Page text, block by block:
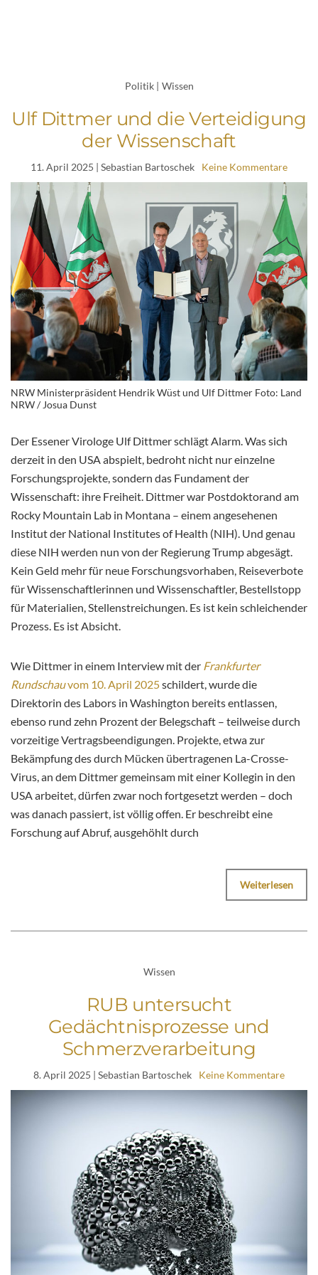
Politik | Wissen
Ulf Dittmer und die Verteidigung
der Wissenschaft
11. April 2025 | Sebastian Bartoschek Keine Kommentare
NRW Ministerpräsident Hendrik Wüst und Ulf Dittmer Foto: Land
NRW / Josua Dunst
Der Essener Virologe Ulf Dittmer schlägt Alarm. Was sich
derzeit in den USA abspielt, bedroht nicht nur einzelne
Forschungsprojekte, sondern das Fundament der
Wissenschaft: ihre Freiheit. Dittmer war Postdoktorand am
Rocky Mountain Lab in Montana – einem angesehenen
Institut der National Institutes of Health (NIH). Und genau
diese NIH werden nun von der Regierung Trump abgesägt.
Kein Geld mehr für neue Forschungsvorhaben, Reiseverbote
für Wissenschaftlerinnen und Wissenschaftler, Bestellstopp
für Materialien, Stellenstreichungen. Es ist kein schleichender
Prozess. Es ist Absicht.
Wie Dittmer in einem Interview mit der Frankfurter
Rundschauvom 10. April 2025schildert, wurde die
Direktorin des Labors in Washington bereits entlassen,
ebenso rund zehn Prozent der Belegschaft – teilweise durch
vorzeitige Vertragsbeendigungen. Projekte, etwa zur
Bekämpfung des durch Mücken übertragenen La-Crosse-
Virus, an dem Dittmer gemeinsam mit einer Kollegin in den
USA arbeitet, dürfen zwar noch fortgesetzt werden – doch
was danach passiert, ist völlig offen. Er beschreibt eine
Forschung auf Abruf, ausgehöhlt durch
Weiterlesen
Wissen
RUB untersucht
Gedächtnisprozesse und
Schmerzverarbeitung
8. April 2025 | Sebastian Bartoschek Keine Kommentare